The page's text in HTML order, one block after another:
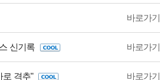
바로가기
신기록 바로가기
로 격추" 바로가기